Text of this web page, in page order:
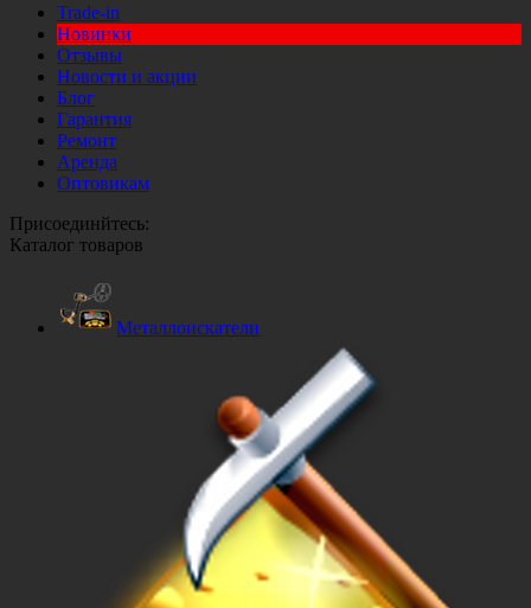
Trade-in
Новинки
Отзывы
Новости и акции
Блог
Гарантия
Ремонт
Аренда
Оптовикам
Присоединйтесь:
Каталог товаров
Металлоискатели